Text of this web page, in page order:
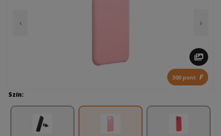
‹ ›
300 pont F
Szín: